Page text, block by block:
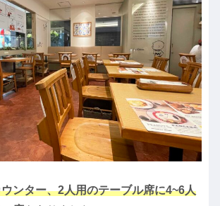
ンター、2人用のテーブル席に4~6人